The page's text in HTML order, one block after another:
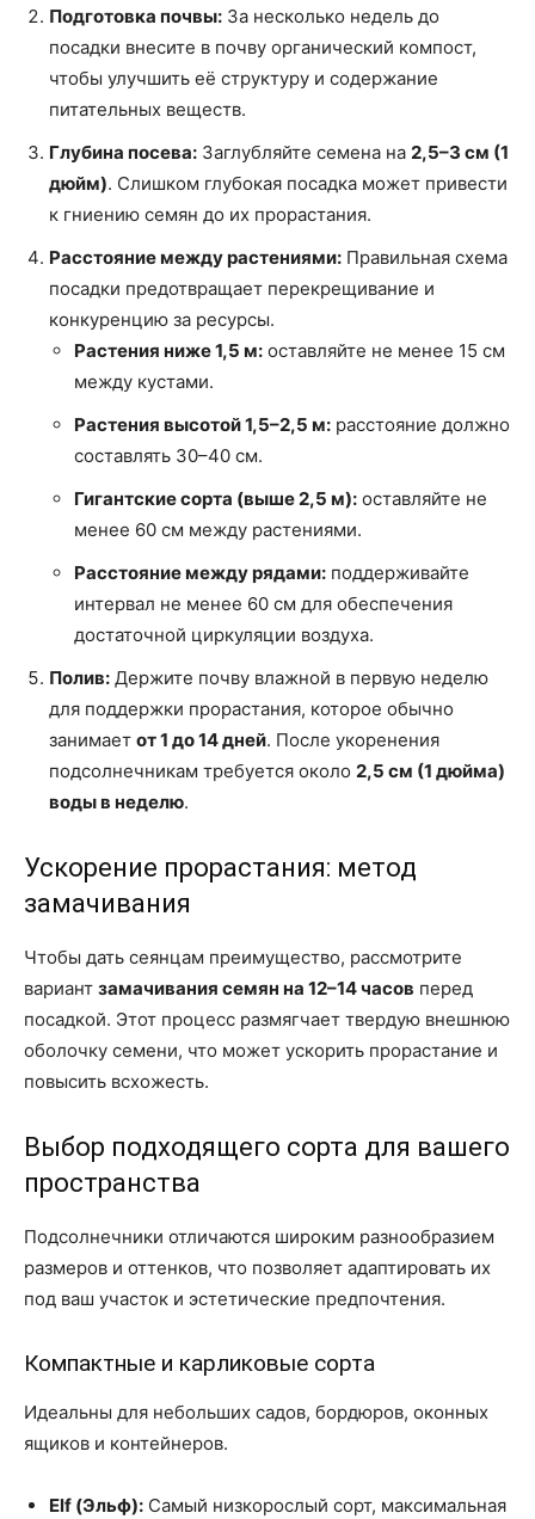
Подготовка почвы: За несколько недель до
посадки внесите в почву органический компост,
чтобы улучшить её структуру и содержание
питательных веществ.
Глубина посева: Заглубляйте семена на 2,5–3 см (1
дюйм). Слишком глубокая посадка может привести
к гниению семян до их прорастания.
Расстояние между растениями: Правильная схема
посадки предотвращает перекрещивание и
конкуренцию за ресурсы.
Растения ниже 1,5 м: оставляйте не менее 15 см
между кустами.
Растения высотой 1,5–2,5 м: расстояние должно
составлять 30–40 см.
Гигантские сорта (выше 2,5 м): оставляйте не
менее 60 см между растениями.
Расстояние между рядами: поддерживайте
интервал не менее 60 см для обеспечения
достаточной циркуляции воздуха.
Полив: Держите почву влажной в первую неделю
для поддержки прорастания, которое обычно
занимает от 1 до 14 дней. После укоренения
подсолнечникам требуется около 2,5 см (1 дюйма)
воды в неделю.
Ускорение прорастания: метод
замачивания
Чтобы дать сеянцам преимущество, рассмотрите
вариант замачивания семян на 12–14 часов перед
посадкой. Этот процесс размягчает твердую внешнюю
оболочку семени, что может ускорить прорастание и
повысить всхожесть.
Выбор подходящего сорта для вашего
пространства
Подсолнечники отличаются широким разнообразием
размеров и оттенков, что позволяет адаптировать их
под ваш участок и эстетические предпочтения.
Компактные и карликовые сорта
Идеальны для небольших садов, бордюров, оконных
ящиков и контейнеров.
Elf (Эльф): Самый низкорослый сорт, максимальная